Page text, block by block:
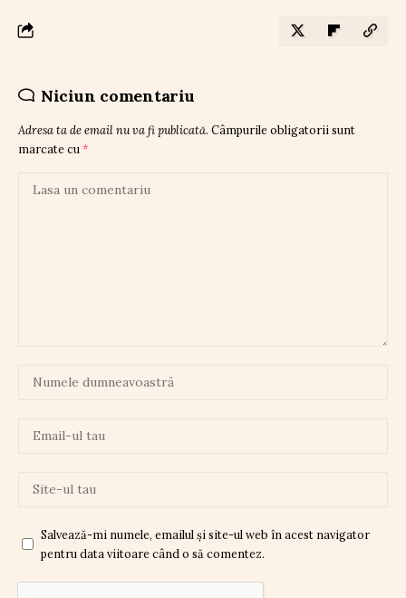
Niciun comentariu
Adresa ta de email nu va fi publicată. Câmpurile obligatorii sunt
marcate cu *
Salvează-mi numele, emailul și site-ul web în acest navigator
pentru data viitoare când o să comentez.